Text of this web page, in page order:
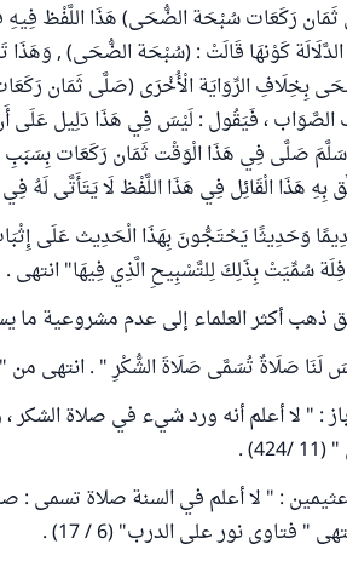
رَكَعَات سُبْحَة الضُّحَى) هَذَا اللَّفْظ
كَوْنهَا قَالَتْ : (سُبْحَة الضُّحَى) ,
بِخِلَافِ الرِّوَايَة الْأُخْرَى (صَلَّى ثَمَان
، فَيَقُول : لَيْسَ فِي هَذَا دَلِيل عَلَى
صَلَّى فِي هَذَا الْوَقْت ثَمَان رَكَعَات بِسَبَبِ
بِهِ هَذَا الْقَائِل فِي هَذَا اللَّفْظ لَا يَتَأَتَّى
وَحَدِيثًا يَحْتَجُّونَ بِهَذَا الْحَدِيث عَلَى
سُمِّيَتْ بِذَلِكَ لِلتَّسْبِيحِ الَّذِي فِيهَا" انتهى .
ذهب أكثر العلماء إلى عدم مشروعية ما
صَلَاةٌ تُسَمَّى صَلَاةَ الشُّكْرِ " . انتهى من "
: " لا أعلم أنه ورد شيء في صلاة الشكر
.
: " لا أعلم في السنة صلاة تسمى :
" فتاوى نور على الدرب" (6 / 17) .